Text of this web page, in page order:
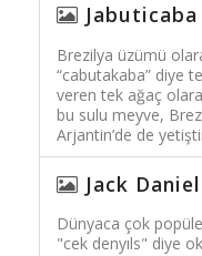
Jabuticaba
Brezilya üzümü
“cabutakaba” diye
veren tek ağaç
bu sulu meyve,
Arjantin’de de
Jack
Dünyaca çok
"cek denyıls" diye